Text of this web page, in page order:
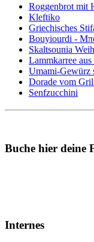
Roggenbrot mit
Kleftiko
Griechisches
Bouyiourdi -
Skaltsounia
Lammkarree
Umami-Gewürz
Dorade vom
Senfzucchini
Buche hier deine
Internes